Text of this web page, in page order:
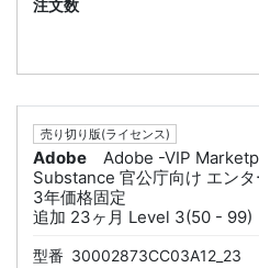
売り切り版(ライセンス)
Adobe
Adobe -VIP
Substance 官公庁向け エン
3年価格固定
追加 23ヶ月 Level 3(50 - 99)
型番 30002873CC03A12_23